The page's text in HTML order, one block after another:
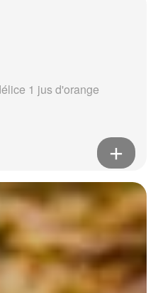
1 jus d'orange